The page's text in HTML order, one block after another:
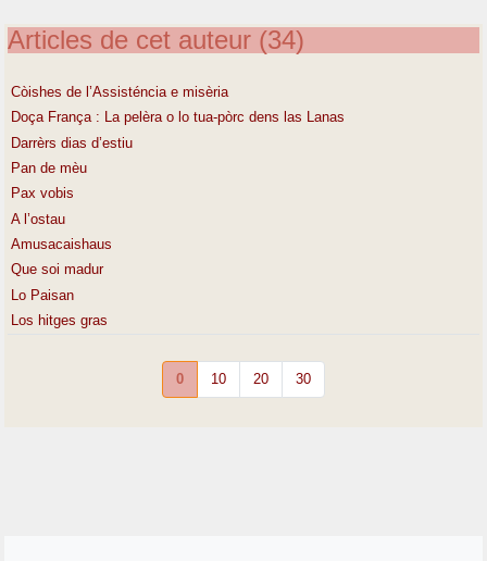
Articles de cet auteur (34)
Còishes de l’Assisténcia e misèria
Doça França : La pelèra o lo tua-pòrc dens las Lanas
Darrèrs dias d’estiu
Pan de mèu
Pax vobis
A l’ostau
Amusacaishaus
Que soi madur
Lo Paisan
Los hitges gras
0 10 20 30